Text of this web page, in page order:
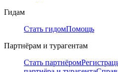
Гидам
Стать гидомПомощь
Партнёрам и турагентам
Стать партнёром